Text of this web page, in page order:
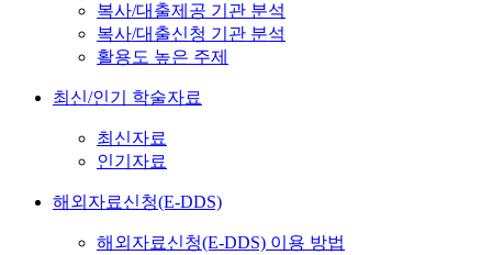
복사/대출제공 기관 분석
복사/대출신청 기관 분석
활용도 높은 주제
최신/인기 학술자료
최신자료
인기자료
해외자료신청(E-DDS)
해외자료신청(E-DDS) 이용 방법